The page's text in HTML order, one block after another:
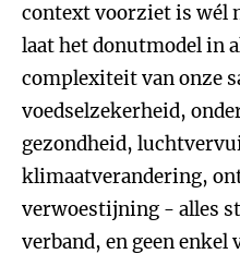
context voorziet is wél
laat het donutmodel in
complexiteit van onze
voedselzekerheid,
gezondheid,
klimaatverandering,
verwoestijning - alles
verband, en geen enkel